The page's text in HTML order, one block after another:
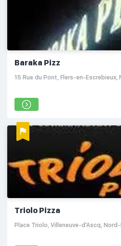
Baraka Pizz
15 Rue du Pont, Flers-en-
Triolo Pizza
Place Triolo, Villeneuve-d'Ascq,